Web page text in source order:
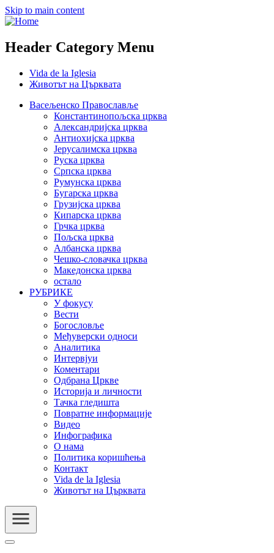
Skip to main content
Header Category Menu
Vida de la Iglesia
Животът на Църквата
Васељенско Православље
Константинопољска црква
Александријска црква
Антиохијска црква
Јерусалимска црква
Руска црква
Српска црква
Румунска црква
Бугарска црква
Грузијска црква
Кипарска црква
Грчка црква
Пољска црква
Албанска црква
Чешко-словачка црква
Македонска црква
остало
РУБРИКЕ
У фокусу
Вести
Богословље
Међуверски односи
Аналитика
Интервјуи
Коментари
Одбрана Цркве
Историја и личности
Тачка гледишта
Повратне информације
Видео
Инфографика
О нама
Политика коришћења
Контакт
Vida de la Iglesia
Животът на Църквата